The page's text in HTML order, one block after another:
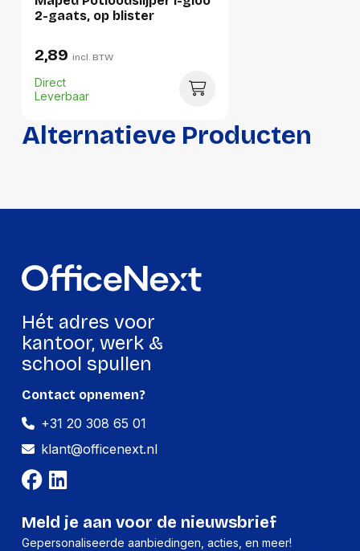
Hoogte:
170 millimeter
Gewicht:
Hoeveelheid:
3000 stuks
Alternatieve Producten
2-gaats, op blister
2,89 incl. BTW
Direct
Leverbaar
Hét adres voor
kantoor, werk &
school spullen
Contact opnemen?
+31 20 308 65 01
klant@officenext.nl
Meld je aan voor de nieuwsbrief
Gepersonaliseerde aanbiedingen, acties, en meer!